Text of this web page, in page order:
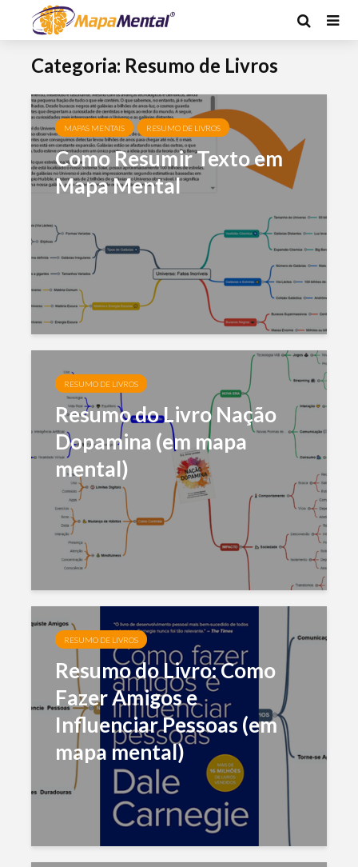
Categoria: Resumo de Livros
MAPAS MENTAIS RESUMO DE LIVROS
Como Resumir Texto em
Mapa Mental
RESUMO DE LIVROS
Resumo do Livro Nação
Dopamina (em mapa
mental)
RESUMO DE LIVROS
Resumo do Livro: Como
Fazer Amigos e
Influenciar Pessoas (em
mapa mental)